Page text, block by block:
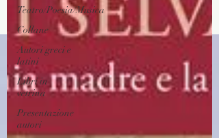
Teatro/Poesia/Musica
Collane
Autori greci e
latini
Libri in
vetrina
Presentazione
autori